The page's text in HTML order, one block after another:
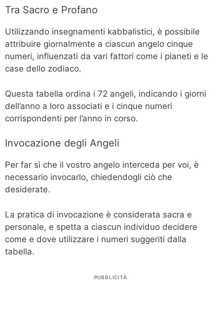
Tra Sacro e Profano
Utilizzando insegnamenti kabbalistici, è possibile
attribuire giornalmente a ciascun angelo cinque
numeri, influenzati da vari fattori come i pianeti e le
case dello zodiaco.
Questa tabella ordina i 72 angeli, indicando i giorni
dell’anno a loro associati e i cinque numeri
corrispondenti per l’anno in corso.
Invocazione degli Angeli
Per far sì che il vostro angelo interceda per voi, è
necessario invocarlo, chiedendogli ciò che
desiderate.
La pratica di invocazione è considerata sacra e
personale, e spetta a ciascun individuo decidere
come e dove utilizzare i numeri suggeriti dalla
tabella.
PUBBLICITÀ